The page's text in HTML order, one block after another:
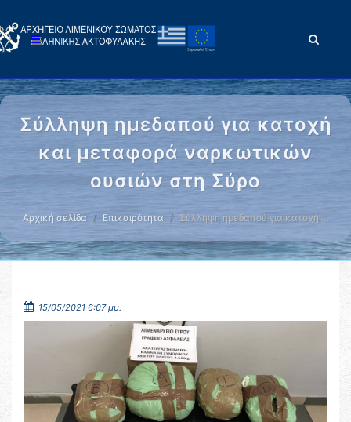
Σύλληψη ημεδαπού για κατοχή
και μεταφορά ναρκωτικών
ουσιών στη Σύρο
Αρχική σελίδα Επικαιρότητα Σύλληψη ημεδαπού για κατοχή …
15/05/2021 6:07 μμ.